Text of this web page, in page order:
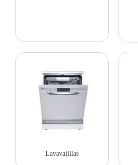
Lavavajillas